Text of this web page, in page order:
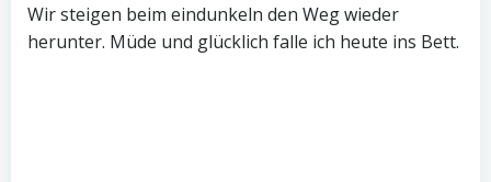
Wir steigen beim eindunkeln den Weg wieder
herunter. Müde und glücklich falle ich heute ins Bett.